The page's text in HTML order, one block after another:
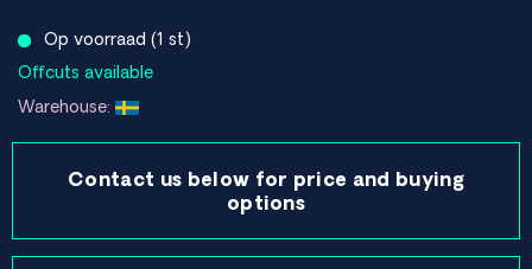
Op voorraad (1 st)
Offcuts available
Warehouse:
Contact us below for price and buying
options